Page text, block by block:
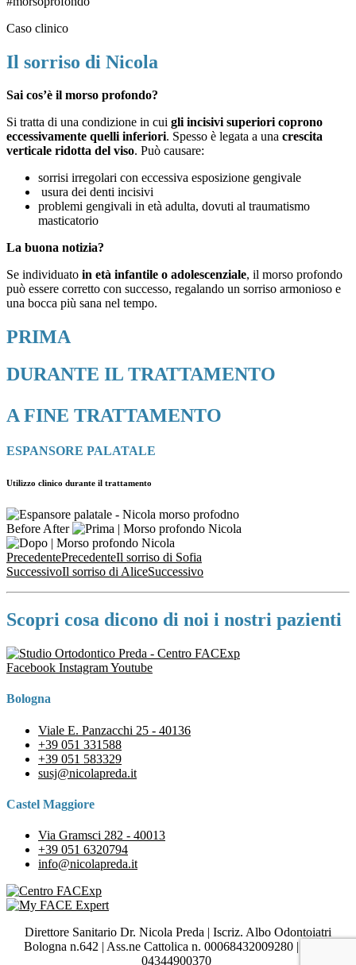
Caso clinico
Il sorriso di Nicola
Sai cos’è il morso profondo?
Si tratta di una condizione in cui gli incisivi superiori coprono
eccessivamente quelli inferiori. Spesso è legata a una crescita
verticale ridotta del viso. Può causare:
sorrisi irregolari con eccessiva esposizione gengivale
usura dei denti incisivi
problemi gengivali in età adulta, dovuti al traumatismo
masticatorio
La buona notizia?
Se individuato in età infantile o adolescenziale, il morso profondo
può essere corretto con successo, regalando un sorriso armonioso e
una bocca più sana nel tempo.
PRIMA
DURANTE IL TRATTAMENTO
A FINE TRATTAMENTO
ESPANSORE PALATALE
Utilizzo clinico durante il trattamento
BeforeAfter
PrecedentePrecedenteIl sorriso di Sofia
SuccessivoIl sorriso di AliceSuccessivo
Scopri cosa dicono di noi i nostri pazienti
Facebook InstagramYoutube
Bologna
Viale E. Panzacchi 25 - 40136
+39 051 331588
+39 051 583329
susj@nicolapreda.it
Castel Maggiore
Via Gramsci 282 - 40013
+39 051 6320794
info@nicolapreda.it
Direttore Sanitario Dr. Nicola Preda | Iscriz. Albo Odontoiatri
Bologna n.642 | Ass.ne Cattolica n. 00068432009280 | P.IVA
04344900370